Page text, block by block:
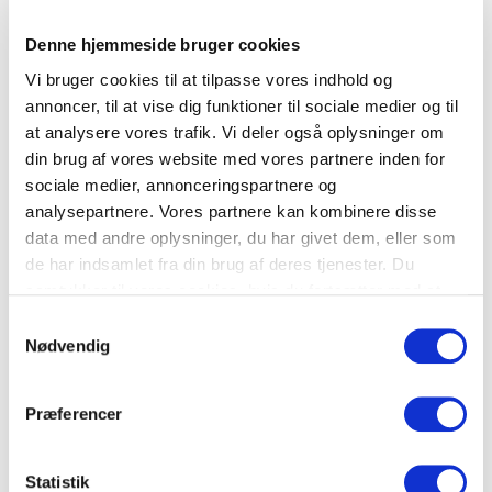
Denne hjemmeside bruger cookies
Vi bruger cookies til at tilpasse vores indhold og
annoncer, til at vise dig funktioner til sociale medier og til
at analysere vores trafik. Vi deler også oplysninger om
din brug af vores website med vores partnere inden for
sociale medier, annonceringspartnere og
analysepartnere. Vores partnere kan kombinere disse
data med andre oplysninger, du har givet dem, eller som
de har indsamlet fra din brug af deres tjenester. Du
Nødvendig
Præferencer
Statistik
Mansardtag:Et mansardtag er en konstruktion som
typisk benyttes når man ønsker at udnytte så meget
af rummet som muligt på husets øverste etage. Et
mansardtag har, modsat et ”almindeligt tag” to
tagflader som står i vinkel mod hinanden.
På den måde har du et minimum af skråvægge
samtidig med, at du også får mulighed for at lave
kvistvinduer i kvisten (den nederste tagflade) OG
Afvalmet tag:
På et afvalmet tag har man også
at du med et afvalmet tag, har tagflader ud til alle
tagkonstruktion” hvor man kun har tagflader ud til